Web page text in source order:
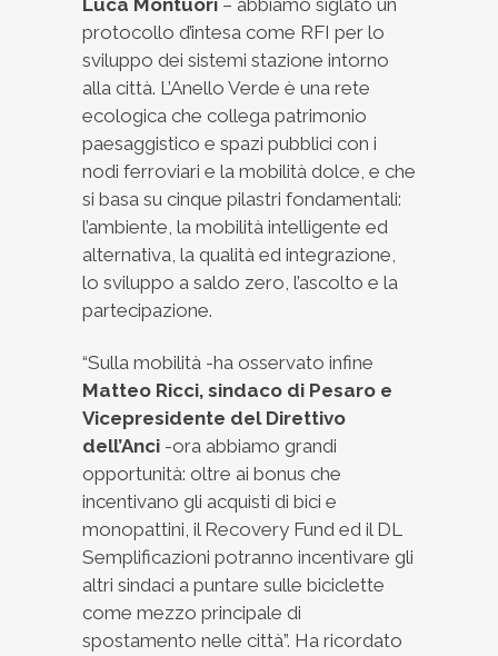
Luca Montuori – abbiamo siglato un
protocollo d’intesa come RFI per lo
sviluppo dei sistemi stazione intorno
alla città. L’Anello Verde è una rete
ecologica che collega patrimonio
paesaggistico e spazi pubblici con i
nodi ferroviari e la mobilità dolce, e che
si basa su cinque pilastri fondamentali:
l’ambiente, la mobilità intelligente ed
alternativa, la qualità ed integrazione,
lo sviluppo a saldo zero, l’ascolto e la
partecipazione.
“Sulla mobilità -ha osservato infine
Matteo Ricci, sindaco di Pesaro e
Vicepresidente del Direttivo
dell’Anci -ora abbiamo grandi
opportunità: oltre ai bonus che
incentivano gli acquisti di bici e
monopattini, il Recovery Fund ed il DL
Semplificazioni potranno incentivare gli
altri sindaci a puntare sulle biciclette
come mezzo principale di
spostamento nelle città”. Ha ricordato